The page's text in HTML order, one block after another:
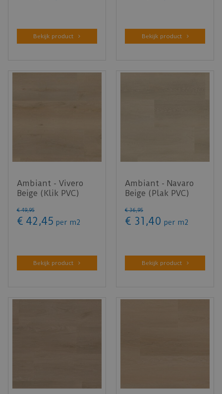
Bekijk product Bekijk product
Ambiant - Vivero
Beige (Klik PVC)
€ 49,95
€ 42 ,45 per m2
Bekijk product
Ambiant - Navaro
Beige (Plak PVC)
€ 36,95
€ 31 ,40 per m2
Bekijk product